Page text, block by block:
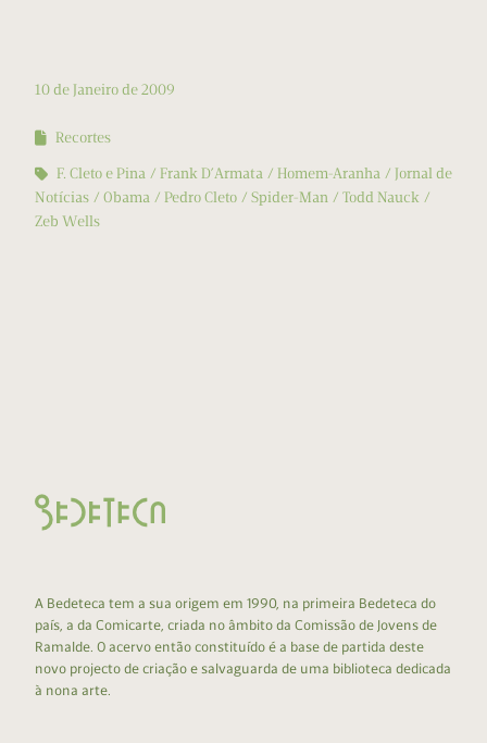
10 de Janeiro de 2009
Recortes
F. Cleto e Pina
Frank D’Armata Homem-Aranha
Jornal de
Notícias
Obama Pedro Cleto Spider-Man
Todd Nauck
Zeb Wells
A Bedeteca tem a sua origem em 1990, na primeira Bedeteca do
país, a da Comicarte, criada no âmbito da Comissão de Jovens de
Ramalde. O acervo então constituído é a base de partida deste
novo projecto de criação e salvaguarda de uma biblioteca dedicada
à nona arte.